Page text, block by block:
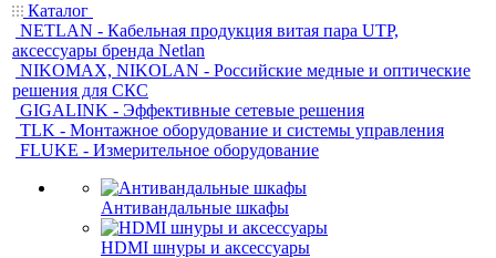
Каталог
NETLAN - Кабельная продукция витая пара UTP,
аксессуары бренда Netlan
NIKOMAX, NIKOLAN - Российские медные и оптические
решения для СКС
GIGALINK - Эффективные сетевые решения
TLK - Монтажное оборудование и системы управления
FLUKE - Измерительное оборудование
Антивандальные шкафы
HDMI шнуры и аксессуары